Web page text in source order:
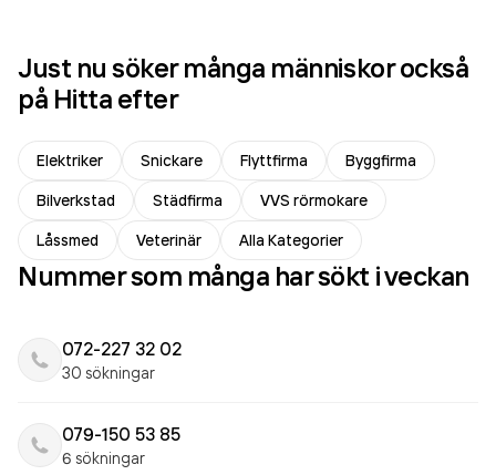
Just nu söker många människor också
på Hitta efter
Elektriker Snickare Flyttfirma
Byggfirma
Bilverkstad
Städfirma
VVS rörmokare
Låssmed
Veterinär Alla Kategorier
Nummer som många har sökt i veckan
072-227 32 02
30 sökningar
079-150 53 85
6 sökningar